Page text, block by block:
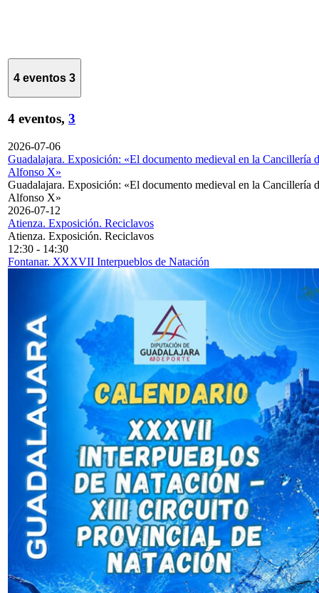
4 eventos 3
4 eventos, 3
2026-07-06
Guadalajara. Exposición: «El documento medieval en la Cancillería
Alfonso X»
Guadalajara. Exposición: «El documento medieval en la Cancillería
Alfonso X»
2026-07-12
Atienza. Exposición. Reciclavos
Atienza. Exposición. Reciclavos
12:30 - 14:30
Fontanar. XXXVII Interpueblos de Natación